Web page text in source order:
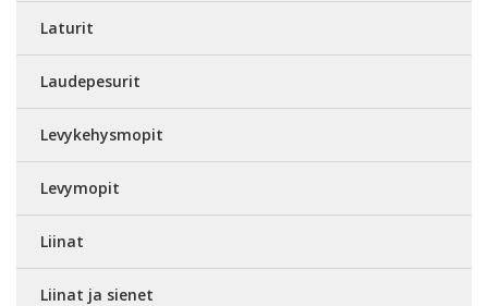
Laturit
Laudepesurit
Levykehysmopit
Levymopit
Liinat
Liinat ja sienet